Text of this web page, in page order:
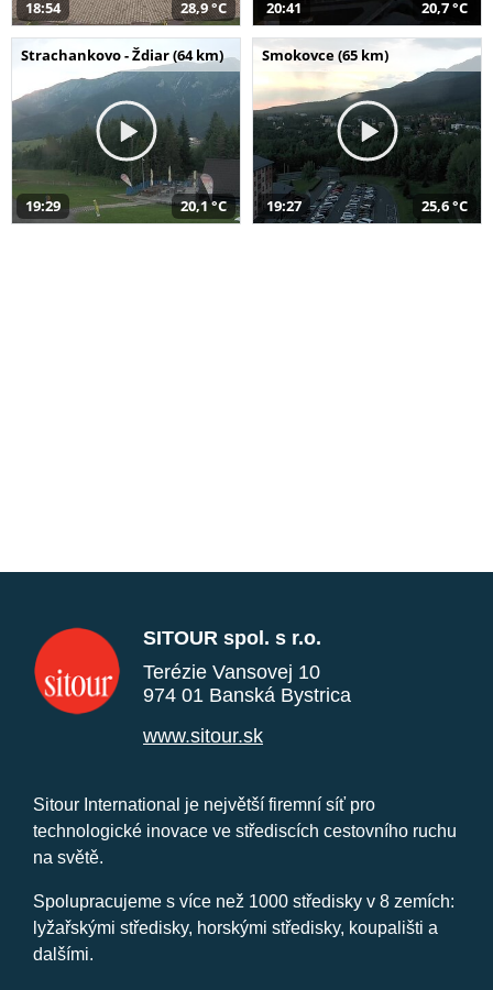
18:54 28,9 °C 20:41 20,7 °C
Strachankovo - Ždiar (64 km)
19:29 20,1 °C
Smokovce (65 km)
19:27 25,6 °C
SITOUR spol. s r.o.
Terézie Vansovej 10
974 01 Banská Bystrica
www.sitour.sk
Sitour International je největší firemní síť pro
technologické inovace ve střediscích cestovního ruchu
na světě.
Spolupracujeme s více než 1000 středisky v 8 zemích:
lyžařskými středisky, horskými středisky, koupališti a
dalšími.